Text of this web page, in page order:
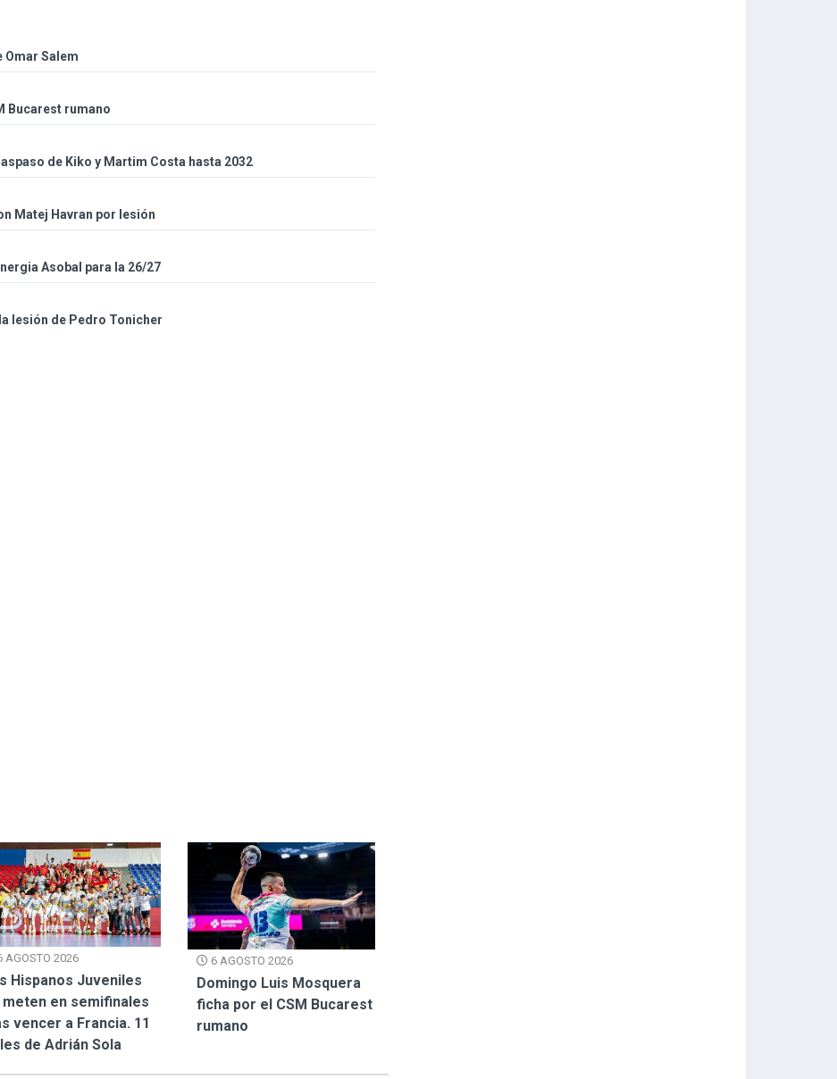
Omar Salem
Bucarest rumano
de Kiko y Martim Costa hasta 2032
Matej Havran por lesión
Asobal para la 26/27
lesión de Pedro Tonicher
AGOSTO 2026
Hispanos Juveniles
meten en semifinales
vencer a Francia. 11
de Adrián Sola
6 AGOSTO 2026
Domingo Luis Mosquera
ficha por el CSM Bucarest
rumano